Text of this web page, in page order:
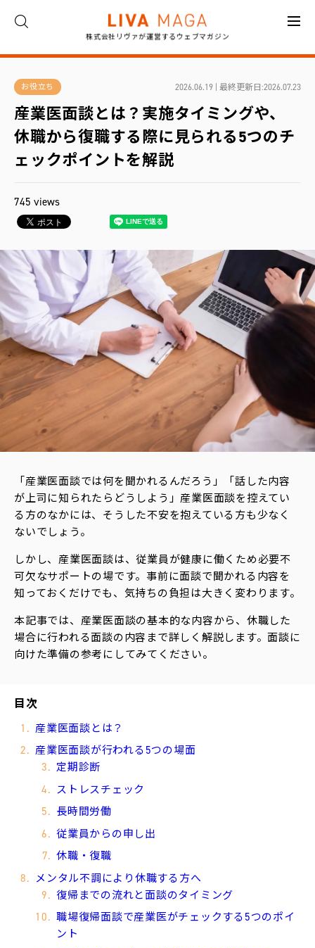
株式会社リヴァが運営するウェブマガジン
ト
プ
コ
ラ
ム
イ
ン
ビ
ュ
ー
お
役
立
ち
編
集
部
め
運
会
お役立ち 2026.06.19 | 最終更新日:2026.07.23
産業医面談とは？実施タイミングや、
休職から復職する際に見られる5つのチ
ェックポイントを解説
745 views
「産業医面談では何を聞かれるんだろう」「話した内容
が上司に知られたらどうしよう」産業医面談を控えてい
る方のなかには、そうした不安を抱えている方も少なく
ないでしょう。
しかし、産業医面談は、従業員が健康に働くため必要不
可欠なサポートの場です。事前に面談で聞かれる内容を
知っておくだけでも、気持ちの負担は大きく変わります。
本記事では、産業医面談の基本的な内容から、休職した
場合に行われる面談の内容まで詳しく解説します。面談に
向けた準備の参考にしてみてください。
目次
産業医面談とは？
産業医面談が行われる5つの場面
定期診断
ストレスチェック
長時間労働
従業員からの申し出
休職・復職
メンタル不調により休職する方へ
復帰までの流れと面談のタイミング
職場復帰面談で産業医がチェックする5つのポイ
ント